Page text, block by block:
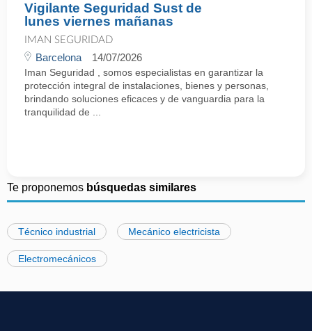
Vigilante Seguridad Sust de
lunes viernes mañanas
IMAN SEGURIDAD
Barcelona 14/07/2026
Iman Seguridad , somos especialistas en garantizar la
protección integral de instalaciones, bienes y personas,
brindando soluciones eficaces y de vanguardia para la
tranquilidad de ...
Te proponemos búsquedas similares
Técnico industrial Mecánico electricista
Electromecánicos